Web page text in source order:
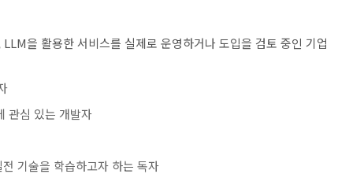
을 활용한 서비스를 실제로 운영하거나 도입을 검토 중인 기업
관심 있는 개발자
기술을 학습하고자 하는 독자